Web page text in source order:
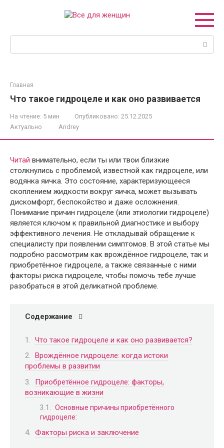
Главная
Что такое гидроцеле и как оно развивается
На чтение: 5 мин Опубликовано: 25.12.2025
Актуально
Andrey
Читай внимательно, если ты или твои близкие
столкнулись с проблемой, известной как гидроцеле, или
водянка яичка. Это состояние, характеризующееся
скоплением жидкости вокруг яичка, может вызывать
дискомфорт, беспокойство и даже осложнения.
Понимание причин гидроцеле (или этиологии гидроцеле)
является ключом к правильной диагностике и выбору
эффективного лечения. Не откладывай обращение к
специалисту при появлении симптомов. В этой статье мы
подробно рассмотрим как врождённое гидроцеле, так и
приобретённое гидроцеле, а также связанные с ними
факторы риска гидроцеле, чтобы помочь тебе лучше
разобраться в этой деликатной проблеме.
Содержание
Что такое гидроцеле и как оно развивается?
Врождённое гидроцеле: когда истоки
проблемы в развитии
Приобретённое гидроцеле: факторы,
возникающие в жизни
Основные причины приобретённого
гидроцеле:
Факторы риска и заключение